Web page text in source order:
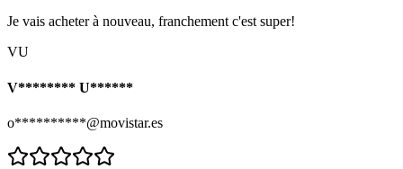
Je vais acheter à nouveau, franchement c'est super!
VU
V******** U******
o**********@movistar.es